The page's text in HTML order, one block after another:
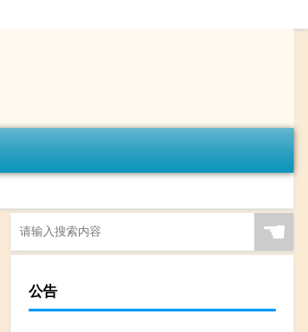
☚
公告